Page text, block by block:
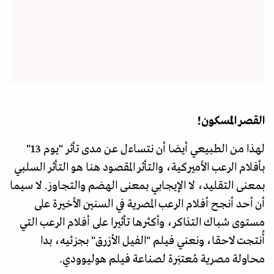
القصر المسكون!
لهذا من الطبيعي أيضا أن نتساءل عن مدى تأثر "يوم 13"
بأفلام الرعب الأميركية، والتأثر المقصود هنا هو التأثر السلبي
بمعنى التقليد، لا الإيجابي بمعنى الهضم والتجاوز. لا سيما
أن أحد أنجح أفلام الرعب المصرية في السنين الأخيرة على
مستوى شباك التذاكر، وأكثرها تأثيرا على أفلام الرعب التي
أُنتجت لاحقا، ونعني فيلم "الفيل الأزرق" بجزئيه، بدا
محاولة مصرية مُعتبَرة لصناعة فيلم هوليوودي.